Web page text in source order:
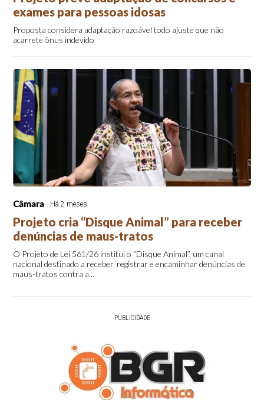
exames para pessoas idosas
Proposta considera adaptação razoável todo ajuste que não
acarrete ônus indevido
Câmara Há 2 meses
Projeto cria “Disque Animal” para receber
denúncias de maus-tratos
O Projeto de Lei 561/26 institui o “Disque Animal”, um canal
nacional destinado a receber, registrar e encaminhar denúncias de
maus-tratos contra a...
PUBLICIDADE